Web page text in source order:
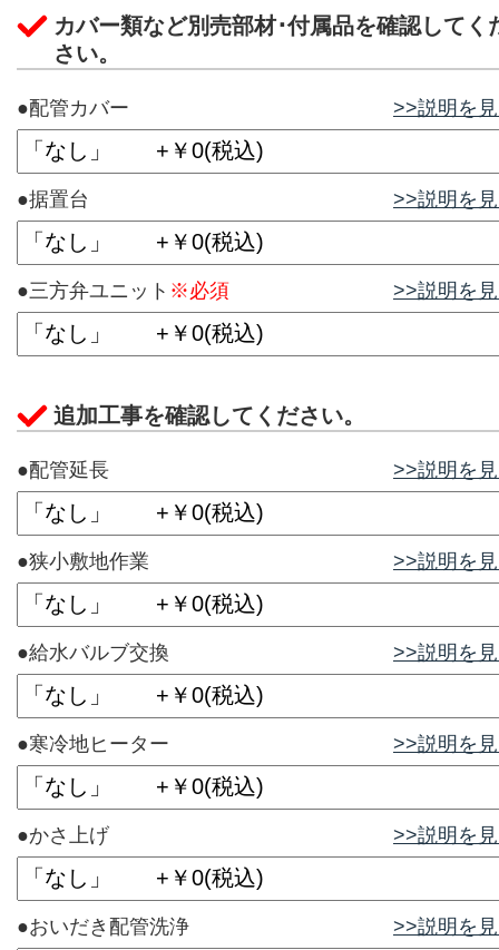
カバー類など別売部材･付属品を確認してく
さい。
●配管カバー >>説明を
●据置台 >>説明を
●三方弁ユニット ※必須 >>説明を
追加工事を確認してください。
●配管延長 >>説明を
●狭小敷地作業 >>説明を
●給水バルブ交換 >>説明を
●寒冷地ヒーター >>説明を
●かさ上げ >>説明を
●おいだき配管洗浄 >>説明を